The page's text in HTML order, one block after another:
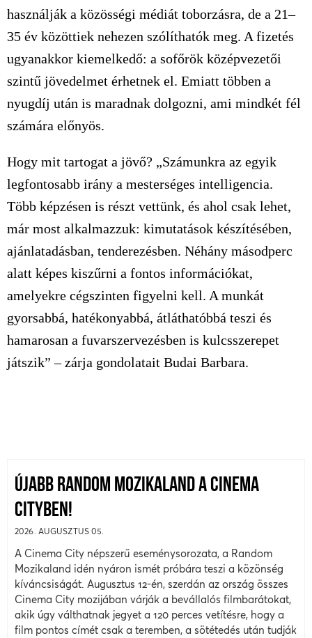
használják a közösségi médiát toborzásra, de a 21–
35 év közöttiek nehezen szólíthatók meg. A fizetés
ugyanakkor kiemelkedő: a sofőrök középvezetői
szintű jövedelmet érhetnek el. Emiatt többen a
nyugdíj után is maradnak dolgozni, ami mindkét fél
számára előnyös.
Hogy mit tartogat a jövő? „Számunkra az egyik
legfontosabb irány a mesterséges intelligencia.
Több képzésen is részt vettünk, és ahol csak lehet,
már most alkalmazzuk: kimutatások készítésében,
ajánlatadásban, tenderezésben. Néhány másodperc
alatt képes kiszűrni a fontos információkat,
amelyekre cégszinten figyelni kell. A munkát
gyorsabbá, hatékonyabbá, átláthatóbbá teszi és
hamarosan a fuvarszervezésben is kulcsszerepet
játszik” – zárja gondolatait Budai Barbara.
ÚJABB RANDOM MOZIKALAND A CINEMA
CITYBEN!
2026. AUGUSZTUS 05.
A Cinema City népszerű eseménysorozata, a Random
Mozikaland idén nyáron ismét próbára teszi a közönség
kíváncsiságát. Augusztus 12-én, szerdán az ország összes
Cinema City mozijában várják a bevállalós filmbarátokat,
akik úgy válthatnak jegyet a 120 perces vetítésre, hogy a
film pontos címét csak a teremben, a sötétedés után tudják